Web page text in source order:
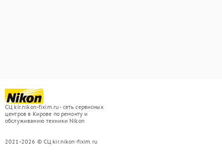
СЦ kir.nikon-fixim.ru - сеть сервисных
центров в Кирове по ремонту и
обслуживанию техники Nikon
2021-2026 © СЦ kir.nikon-fixim.ru